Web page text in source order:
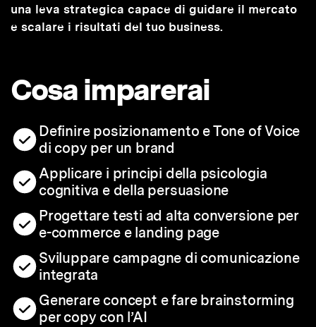
una leva strategica capace di guidare il mercato
e scalare i risultati del tuo business.
Cosa imparerai
Definire posizionamento e Tone of Voice
di copy per un brand
Applicare i principi della psicologia
cognitiva e della persuasione
Progettare testi ad alta conversione per
e-commerce e landing page
Sviluppare campagne di comunicazione
integrata
Generare concept e fare brainstorming
per copy con l’AI